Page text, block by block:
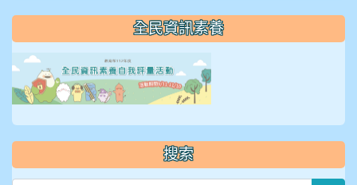
全民資訊素養
搜索